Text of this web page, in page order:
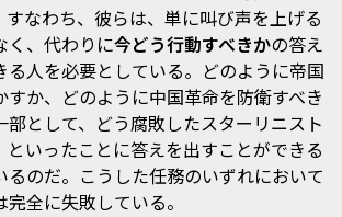
すなわち、彼らは、単に叫び声を上げる
く、代わりに今どう行動すべきかの答え
る人を必要としている。どのように帝国
すか、どのように中国革命を防衛すべき
部として、どう腐敗したスターリニスト
といったことに答えを出すことができる
るのだ。こうした任務のいずれにおいて
全に失敗している。